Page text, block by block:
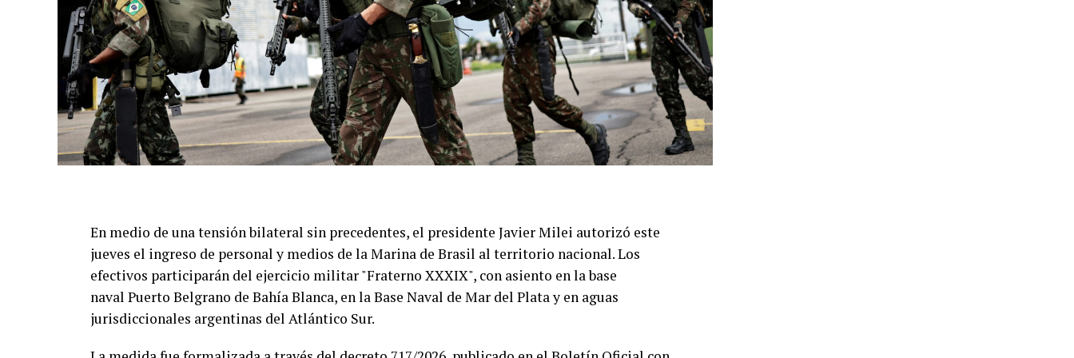
En medio de una tensión bilateral sin precedentes, el presidente Javier Milei autorizó este
jueves el ingreso de personal y medios de la Marina de Brasil al territorio nacional. Los
efectivos participarán del ejercicio militar "Fraterno XXXIX", con asiento en la base
naval Puerto Belgrano de Bahía Blanca, en la Base Naval de Mar del Plata y en aguas
jurisdiccionales argentinas del Atlántico Sur.